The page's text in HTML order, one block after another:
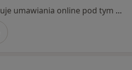
Specjalista nie oferuje umawiania online pod tym adresem.